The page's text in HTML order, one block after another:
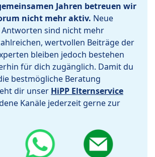
Jahren betreuen wir
nicht mehr aktiv. Neue
sind nicht mehr
wertvollen Beiträge der
bleiben jedoch bestehen
für dich zugänglich. Damit du
bestmögliche Beratung
dir unser HiPP Elternservice
Kanäle jederzeit gerne zur